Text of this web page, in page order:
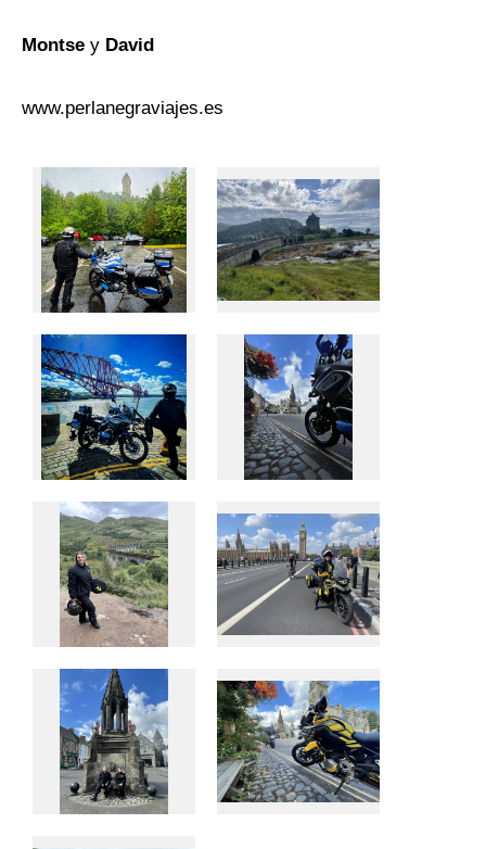
Montse y David
www.perlanegraviajes.es